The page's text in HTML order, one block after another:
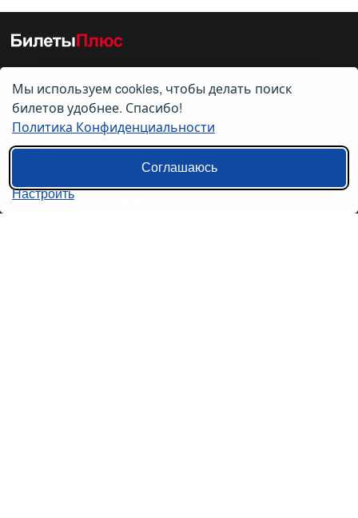
О нас
О компании
Контакты
Пользовательское соглашение
Мы используем cookies, чтобы делать поиск
билетов удобнее. Спасибо!
Политика Конфиденциальности
Соглашаюсь
Настроить